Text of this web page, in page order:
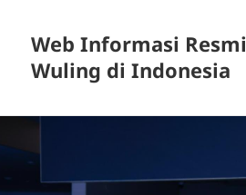
Web Informasi Resmi
Wuling di Indonesia